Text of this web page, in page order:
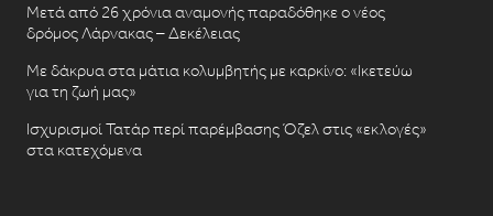
Μετά από 26 χρόνια αναμονής παραδόθηκε ο νέος
δρόμος Λάρνακας – Δεκέλειας
Με δάκρυα στα μάτια κολυμβητής με καρκίνο: «Ικετεύω
για τη ζωή μας»
Ισχυρισμοί Τατάρ περί παρέμβασης Όζελ στις «εκλογές»
στα κατεχόμενα